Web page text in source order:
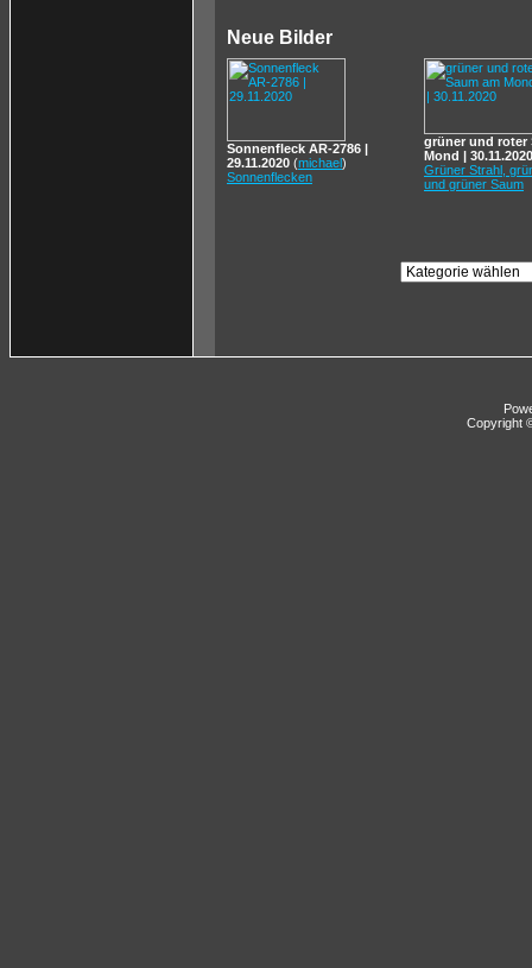
Neue Bilder
Sonnenfleck AR-2786 |
29.11.2020 (michael)
Sonnenflecken
grüner und roter
Mond | 30.11.2020
Grüner Strahl,
und grüner Saum
Copyright